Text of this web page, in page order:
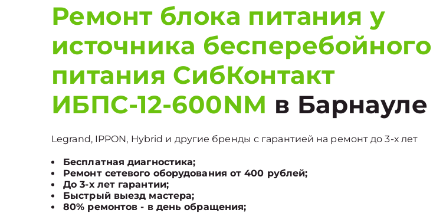
Ремонт блока питания у
источника бесперебойного
питания СибКонтакт
ИБПС-12-600NM в Барнауле
Legrand, IPPON, Hybrid и другие бренды с гарантией на ремонт до 3-х лет
Бесплатная диагностика;
Ремонт сетевого оборудования от 400 рублей;
До 3-х лет гарантии;
Быстрый выезд мастера;
80% ремонтов - в день обращения;